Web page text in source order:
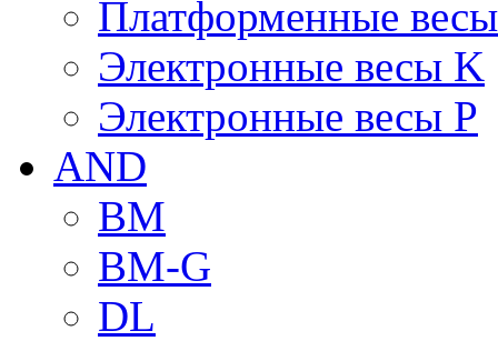
Платформенные
Электронные весы K
Электронные весы P
AND
BM
BM-G
DL